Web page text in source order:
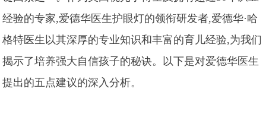
经验的专家,爱德华医生护眼灯的领衔研发者,爱德华·哈
格特医生以其深厚的专业知识和丰富的育儿经验,为我们
揭示了培养强大自信孩子的秘诀。以下是对爱德华医生
提出的五点建议的深入分析。